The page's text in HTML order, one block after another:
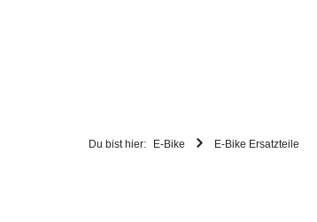
Du bist hier: E-Bike E-Bike Ersatzteile